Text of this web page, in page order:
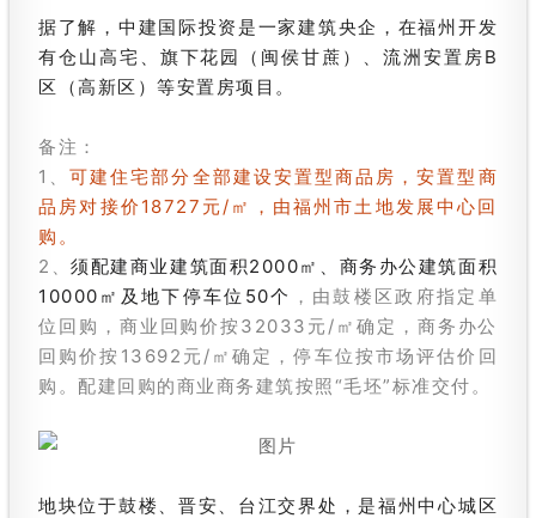
据了解，中建国际投资是一家建筑央企，在福州开发
有仓山高宅、旗下花园（闽侯甘蔗）、流洲安置房B
区（高新区）等安置房项目。
备注：
1、可建住宅部分全部建设安置型商品房，安置型商
品房对接价18727元/㎡，由福州市土地发展中心回
购。
2、须配建商业建筑面积2000㎡、商务办公建筑面积
10000㎡及地下停车位50个 ，由鼓楼区政府指定单
位回购，商业回购价按32033元/㎡确定，商务办公
回购价按13692元/㎡确定，停车位按市场评估价回
购。配建回购的商业商务建筑按照“毛坯”标准交付。
地块位于鼓楼、晋安、台江交界处，是福州中心城区